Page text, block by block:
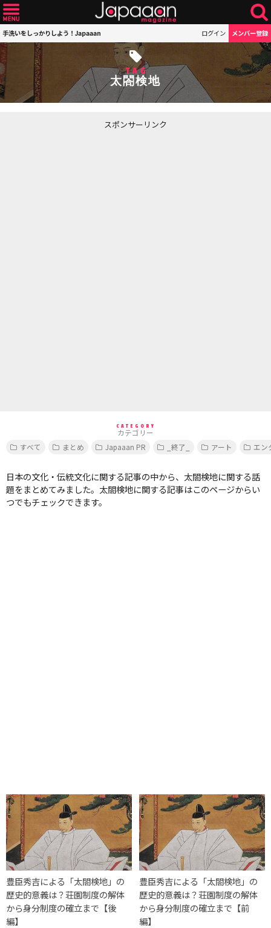
手洗いをしっかりしよう！Japaaan ログイン メンバー登録
TAG
太閤検地
スポンサーリンク
CATEGORY
カテゴリー
すべて
まとめ Japaaan PR _終了_ アート エン
日本の文化・伝統文化に関する記事の中から、太閤検地に関する話
題をまとめてみました。太閤検地に関する記事はこのページからい
つでもチェックできます。
豊臣秀吉による「太閤検地」の
歴史的意義は？荘園制度の解体
から身分制度の確立まで【後
編】
豊臣秀吉による「太閤検地」の
歴史的意義は？荘園制度の解体
から身分制度の確立まで【前
編】